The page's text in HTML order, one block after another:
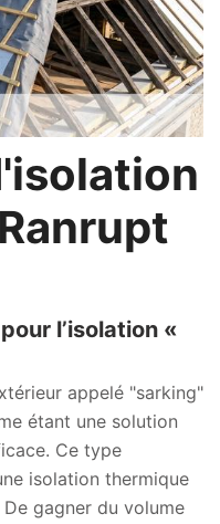
l’isolation «
appelé "sarking"
étant une solution
Ce type
isolation thermique
gagner du volume